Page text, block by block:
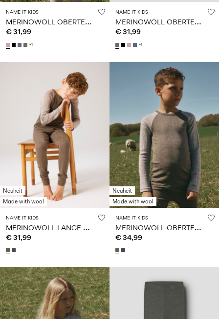
NAME IT KIDS
M
ERINOWOLL OBERTEIL MIT LANGEN ÄRMELN
€ 31,99
+1
NAME IT KIDS
M
ERINOWOLL OBERTEIL MIT LANGEN ÄRMELN
€ 31,99
+1
Neuheit
Made with wool
NAME IT KIDS
M
ERINOWOLL LANGE UNTERHOSE
€ 31,99
Neuheit
Made with wool
NAME IT KIDS
M
ERINOWOLL OBERTEIL MIT LANGEN ÄRMELN
€ 34,99